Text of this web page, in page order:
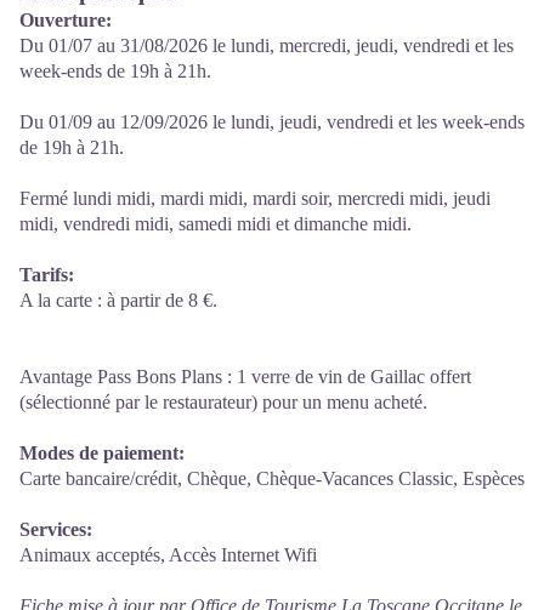
Ouverture:
Du 01/07 au 31/08/2026 le lundi, mercredi, jeudi, vendredi et les
week-ends de 19h à 21h.
Du 01/09 au 12/09/2026 le lundi, jeudi, vendredi et les week-ends
de 19h à 21h.
Fermé lundi midi, mardi midi, mardi soir, mercredi midi, jeudi
midi, vendredi midi, samedi midi et dimanche midi.
Tarifs:
A la carte : à partir de 8 €.
Avantage Pass Bons Plans : 1 verre de vin de Gaillac offert
(sélectionné par le restaurateur) pour un menu acheté.
Modes de paiement:
Carte bancaire/crédit, Chèque, Chèque-Vacances Classic, Espèces
Services:
Animaux acceptés, Accès Internet Wifi